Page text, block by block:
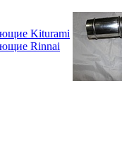
Kiturami
Rinnai